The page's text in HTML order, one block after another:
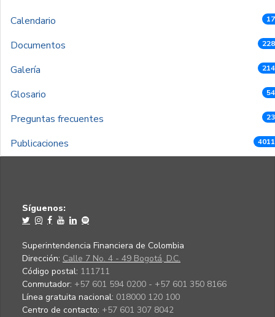
Calendario
Documentos
Galería
Glosario
Preguntas frecuentes
Publicaciones
Síguenos:
Superintendencia Financiera de Colombia
Dirección: Calle 7 No. 4 - 49 Bogotá, D.C.
Código postal: 111711
Conmutador: +57 601 594 0200 - +57 601 350 8166
Línea gratuita nacional: 018000 120 100
Centro de contacto: +57 601 307 8042